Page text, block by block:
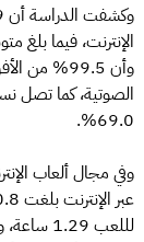
وأن 99.5%
الصوتية، كما تصل
69.0%.
وفي مجال ألعاب